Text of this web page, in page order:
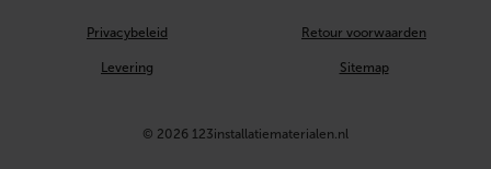
Privacybeleid Retour voorwaarden
Levering Sitemap
© 2026 123installatiematerialen.nl